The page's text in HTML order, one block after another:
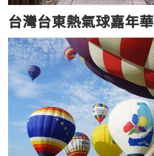
台灣台東熱氣球嘉年華